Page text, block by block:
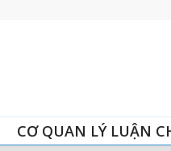
CƠ QUAN LÝ LUẬN